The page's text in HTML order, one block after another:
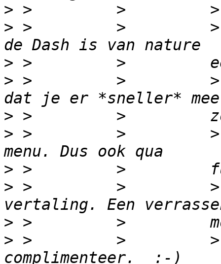
>
> >         >         >
>
> >         >         >
>
> >         >         >
>
> >         >         >
>
> >         >         >